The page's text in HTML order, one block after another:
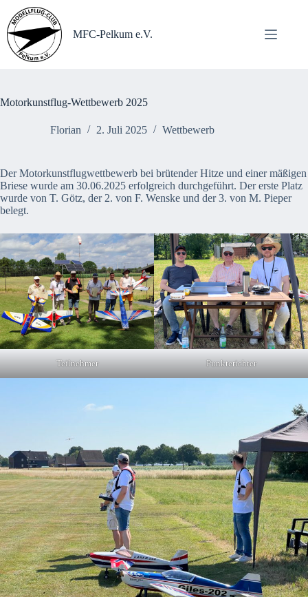
Inhalt
springen
MFC-Pelkum e.V.
Motorkunstflug-Wettbewerb 2025
Florian 2. Juli 2025 Wettbewerb
Der Motorkunstflugwettbewerb bei brütender Hitze und einer mäßigen
Briese wurde am 30.06.2025 erfolgreich durchgeführt. Der erste Platz
wurde von T. Götz, der 2. von F. Wenske und der 3. von M. Pieper
belegt.
Teilnehmer Punkterichter